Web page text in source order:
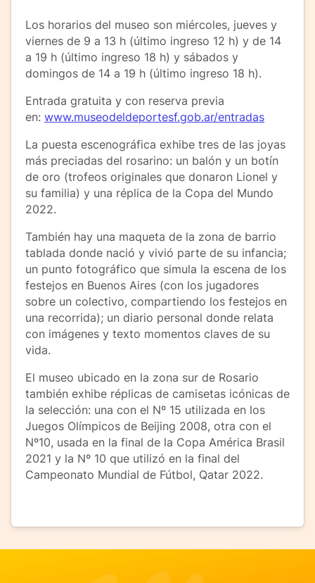
Los horarios del museo son miércoles, jueves y
viernes de 9 a 13 h (último ingreso 12 h) y de 14
a 19 h (último ingreso 18 h) y sábados y
domingos de 14 a 19 h (último ingreso 18 h).
Entrada gratuita y con reserva previa
en: www.museodeldeportesf.gob.ar/entradas
La puesta escenográfica exhibe tres de las joyas
más preciadas del rosarino: un balón y un botín
de oro (trofeos originales que donaron Lionel y
su familia) y una réplica de la Copa del Mundo
2022.
También hay una maqueta de la zona de barrio
tablada donde nació y vivió parte de su infancia;
un punto fotográfico que simula la escena de los
festejos en Buenos Aires (con los jugadores
sobre un colectivo, compartiendo los festejos en
una recorrida); un diario personal donde relata
con imágenes y texto momentos claves de su
vida.
El museo ubicado en la zona sur de Rosario
también exhibe réplicas de camisetas icónicas de
la selección: una con el Nº 15 utilizada en los
Juegos Olímpicos de Beijing 2008, otra con el
Nº10, usada en la final de la Copa América Brasil
2021 y la Nº 10 que utilizó en la final del
Campeonato Mundial de Fútbol, Qatar 2022.